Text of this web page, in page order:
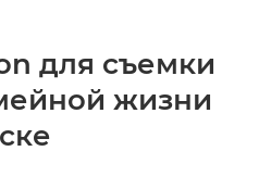
для съемки
жизни